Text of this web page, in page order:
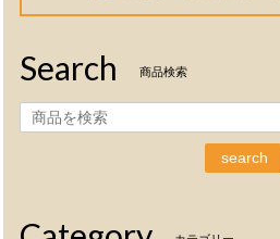
Search 商品検索
search